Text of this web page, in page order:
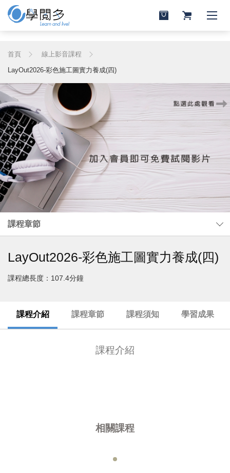
首頁 線上影音課程
LayOut2026-彩色施工圖實力養成(四)
課程章節
LayOut2026-彩色施工圖實力養成(四)
課程總長度：107.4分鐘
課程介紹 課程章節 課程須知 學習成果
課程介紹
相關課程